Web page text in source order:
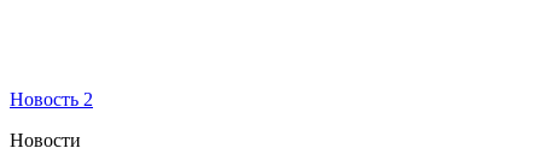
Новость 2
Новости